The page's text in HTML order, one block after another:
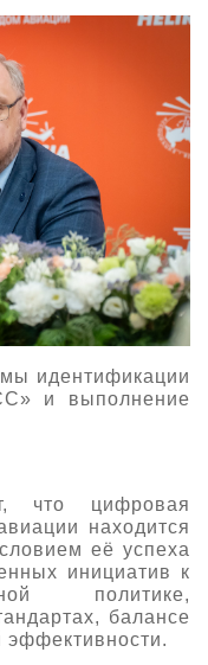
идентификации
и выполнение
что цифровая
находится
её успеха
инициатив к
политике,
балансе
эффективности.